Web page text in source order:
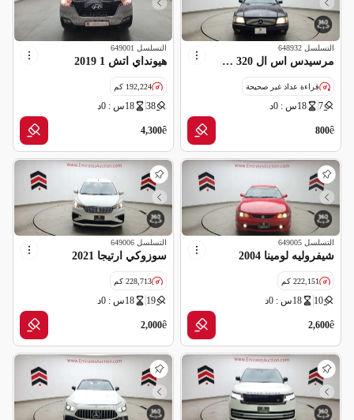
التسلسل 648932
مرسيدس اس ال 320 1995
قراءة عداد غير صحيحة
7 18س : 0د
ê
800
التسلسل 649001
هيونداي اتش 1 2019
192,224 كم
38 18س : 0د
ê
4,300
التسلسل 649005
شيفروليه لومينا 2004
222,151 كم
10 18س : 0د
ê
2,600
التسلسل 649006
سوزوكي ارتيجا 2021
228,713 كم
19 18س : 0د
ê
2,000